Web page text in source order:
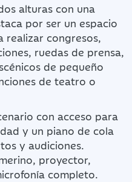
alturas con una
por ser un espacio
realizar congresos,
ruedas de prensa,
de pequeño
de teatro o
con acceso para
y un piano de cola
y audiciones.
proyector,
completo.